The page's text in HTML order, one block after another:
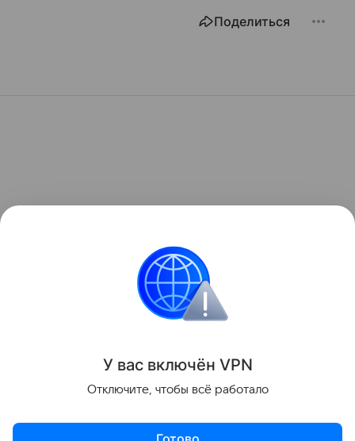
Поделиться
У вас включён VPN
Отключите, чтобы всё работало